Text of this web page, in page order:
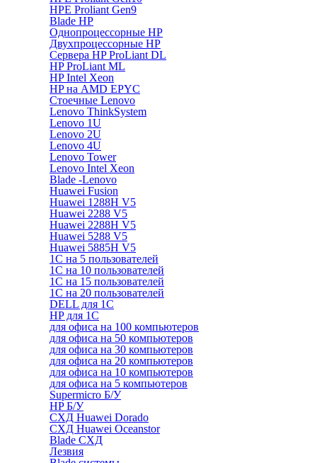
HPE Proliant Gen9
Blade HP
Однопроцессорные HP
Двухпроцессорные HP
Сервера HP ProLiant DL
HP ProLiant ML
HP Intel Xeon
HP на AMD EPYC
Стоечные Lenovo
Lenovo ThinkSystem
Lenovo 1U
Lenovo 2U
Lenovo 4U
Lenovo Tower
Lenovo Intel Xeon
Blade -Lenovo
Huawei Fusion
Huawei 1288H V5
Huawei 2288 V5
Huawei 2288H V5
Huawei 5288 V5
Huawei 5885H V5
1С на 5 пользователей
1С на 10 пользователей
1С на 15 пользователей
1С на 20 пользователей
DELL для 1С
HP для 1С
для офиса на 100 компьютеров
для офиса на 50 компьютеров
для офиса на 30 компьютеров
для офиса на 20 компьютеров
для офиса на 10 компьютеров
для офиса на 5 компьютеров
Supermicro Б/У
HP Б/У
СХД Huawei Dorado
СХД Huawei Oceanstor
Blade СХД
Лезвия